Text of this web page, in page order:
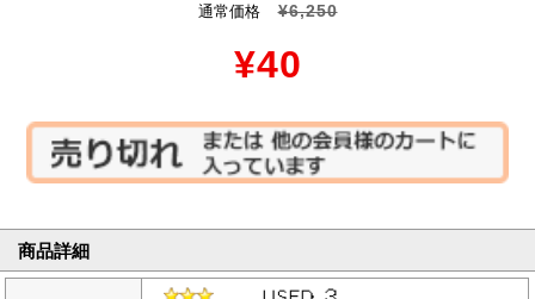
通常価格
¥6,250
¥40
商品詳細